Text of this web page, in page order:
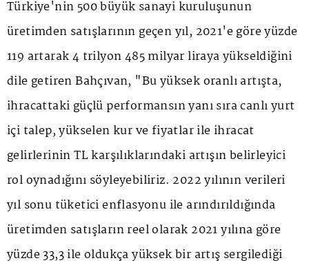
Türkiye'nin 500 büyük sanayi kuruluşunun
üretimden satışlarının geçen yıl, 2021'e göre yüzde
119 artarak 4 trilyon 485 milyar liraya yükseldiğini
dile getiren Bahçıvan, "Bu yüksek oranlı artışta,
ihracattaki güçlü performansın yanı sıra canlı yurt
içi talep, yükselen kur ve fiyatlar ile ihracat
gelirlerinin TL karşılıklarındaki artışın belirleyici
rol oynadığını söyleyebiliriz. 2022 yılının verileri
yıl sonu tüketici enflasyonu ile arındırıldığında
üretimden satışların reel olarak 2021 yılına göre
yüzde 33,3 ile oldukça yüksek bir artış sergilediği